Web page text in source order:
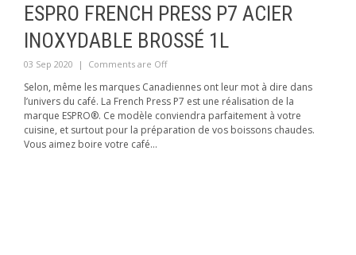
ESPRO FRENCH PRESS P7 ACIER
INOXYDABLE BROSSÉ 1L
03 Sep 2020 | Comments are Off
Selon, même les marques Canadiennes ont leur mot à dire dans
l’univers du café. La French Press P7 est une réalisation de la
marque ESPRO®. Ce modèle conviendra parfaitement à votre
cuisine, et surtout pour la préparation de vos boissons chaudes.
Vous aimez boire votre café...